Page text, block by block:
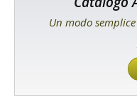
Un modo